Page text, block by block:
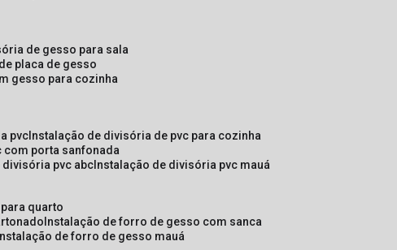
de gesso para sala
placa de gesso
gesso para cozinha
pvc instalação de divisória de pvc para cozinha
com porta sanfonada
divisória pvc abc instalação de divisória pvc mauá
quarto
instalação de forro de gesso com sanca
instalação de forro de gesso mauá